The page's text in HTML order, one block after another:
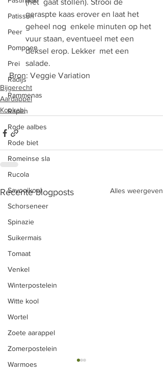
Patisson
Peer
Pompoen
Prei
Radijs
Rammenas
Rapen
Rode aalbes
Rode biet
Romeinse sla
Rucola
Savooikool
Schorseneer
Spinazie
Suikermais
Tomaat
Venkel
Winterpostelein
Witte kool
Wortel
Zoete aarappel
Zomerpostelein
Warmoes
(het  gaat stollen). Strooi de
geraspte kaas erover en laat het
geheel nog  enkele minuten op het
vuur staan, eventueel met een
deksel erop. Lekker  met een
salade.
Bron: Veggie Variation
Bijgerecht
Aardappel
Koolrabi
Recente blogposts Alles weergeven
Rode biet met appel en